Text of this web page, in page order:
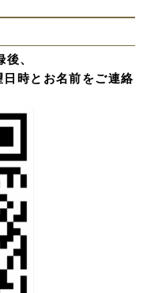
、
時とお名前をご連絡